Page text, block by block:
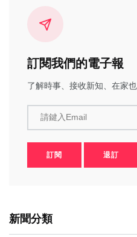
訂閱我們的電子報
了解時事、接收新知、在家
請鍵入Email
訂閱 退訂
新聞分類